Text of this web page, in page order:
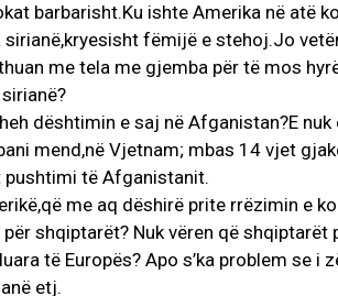
barbarisht.Ku ishte Amerika në atë
fëmijë e stehoj.Jo
me tela me gjemba për të mos
dështimin e saj në Afganistan?E nuk
mend,në Vjetnam; mbas 14 vjet
pushtimi të Afganistanit.
me aq dëshirë prite rrëzimin e
shqiptarët? Nuk vëren që shqiptarët
të Europës? Apo s’ka problem se i
etj.